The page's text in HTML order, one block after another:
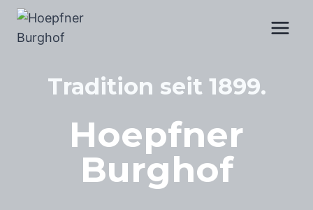
Zum
springen
Tradition seit 1899.
Hoepfner
Burghof